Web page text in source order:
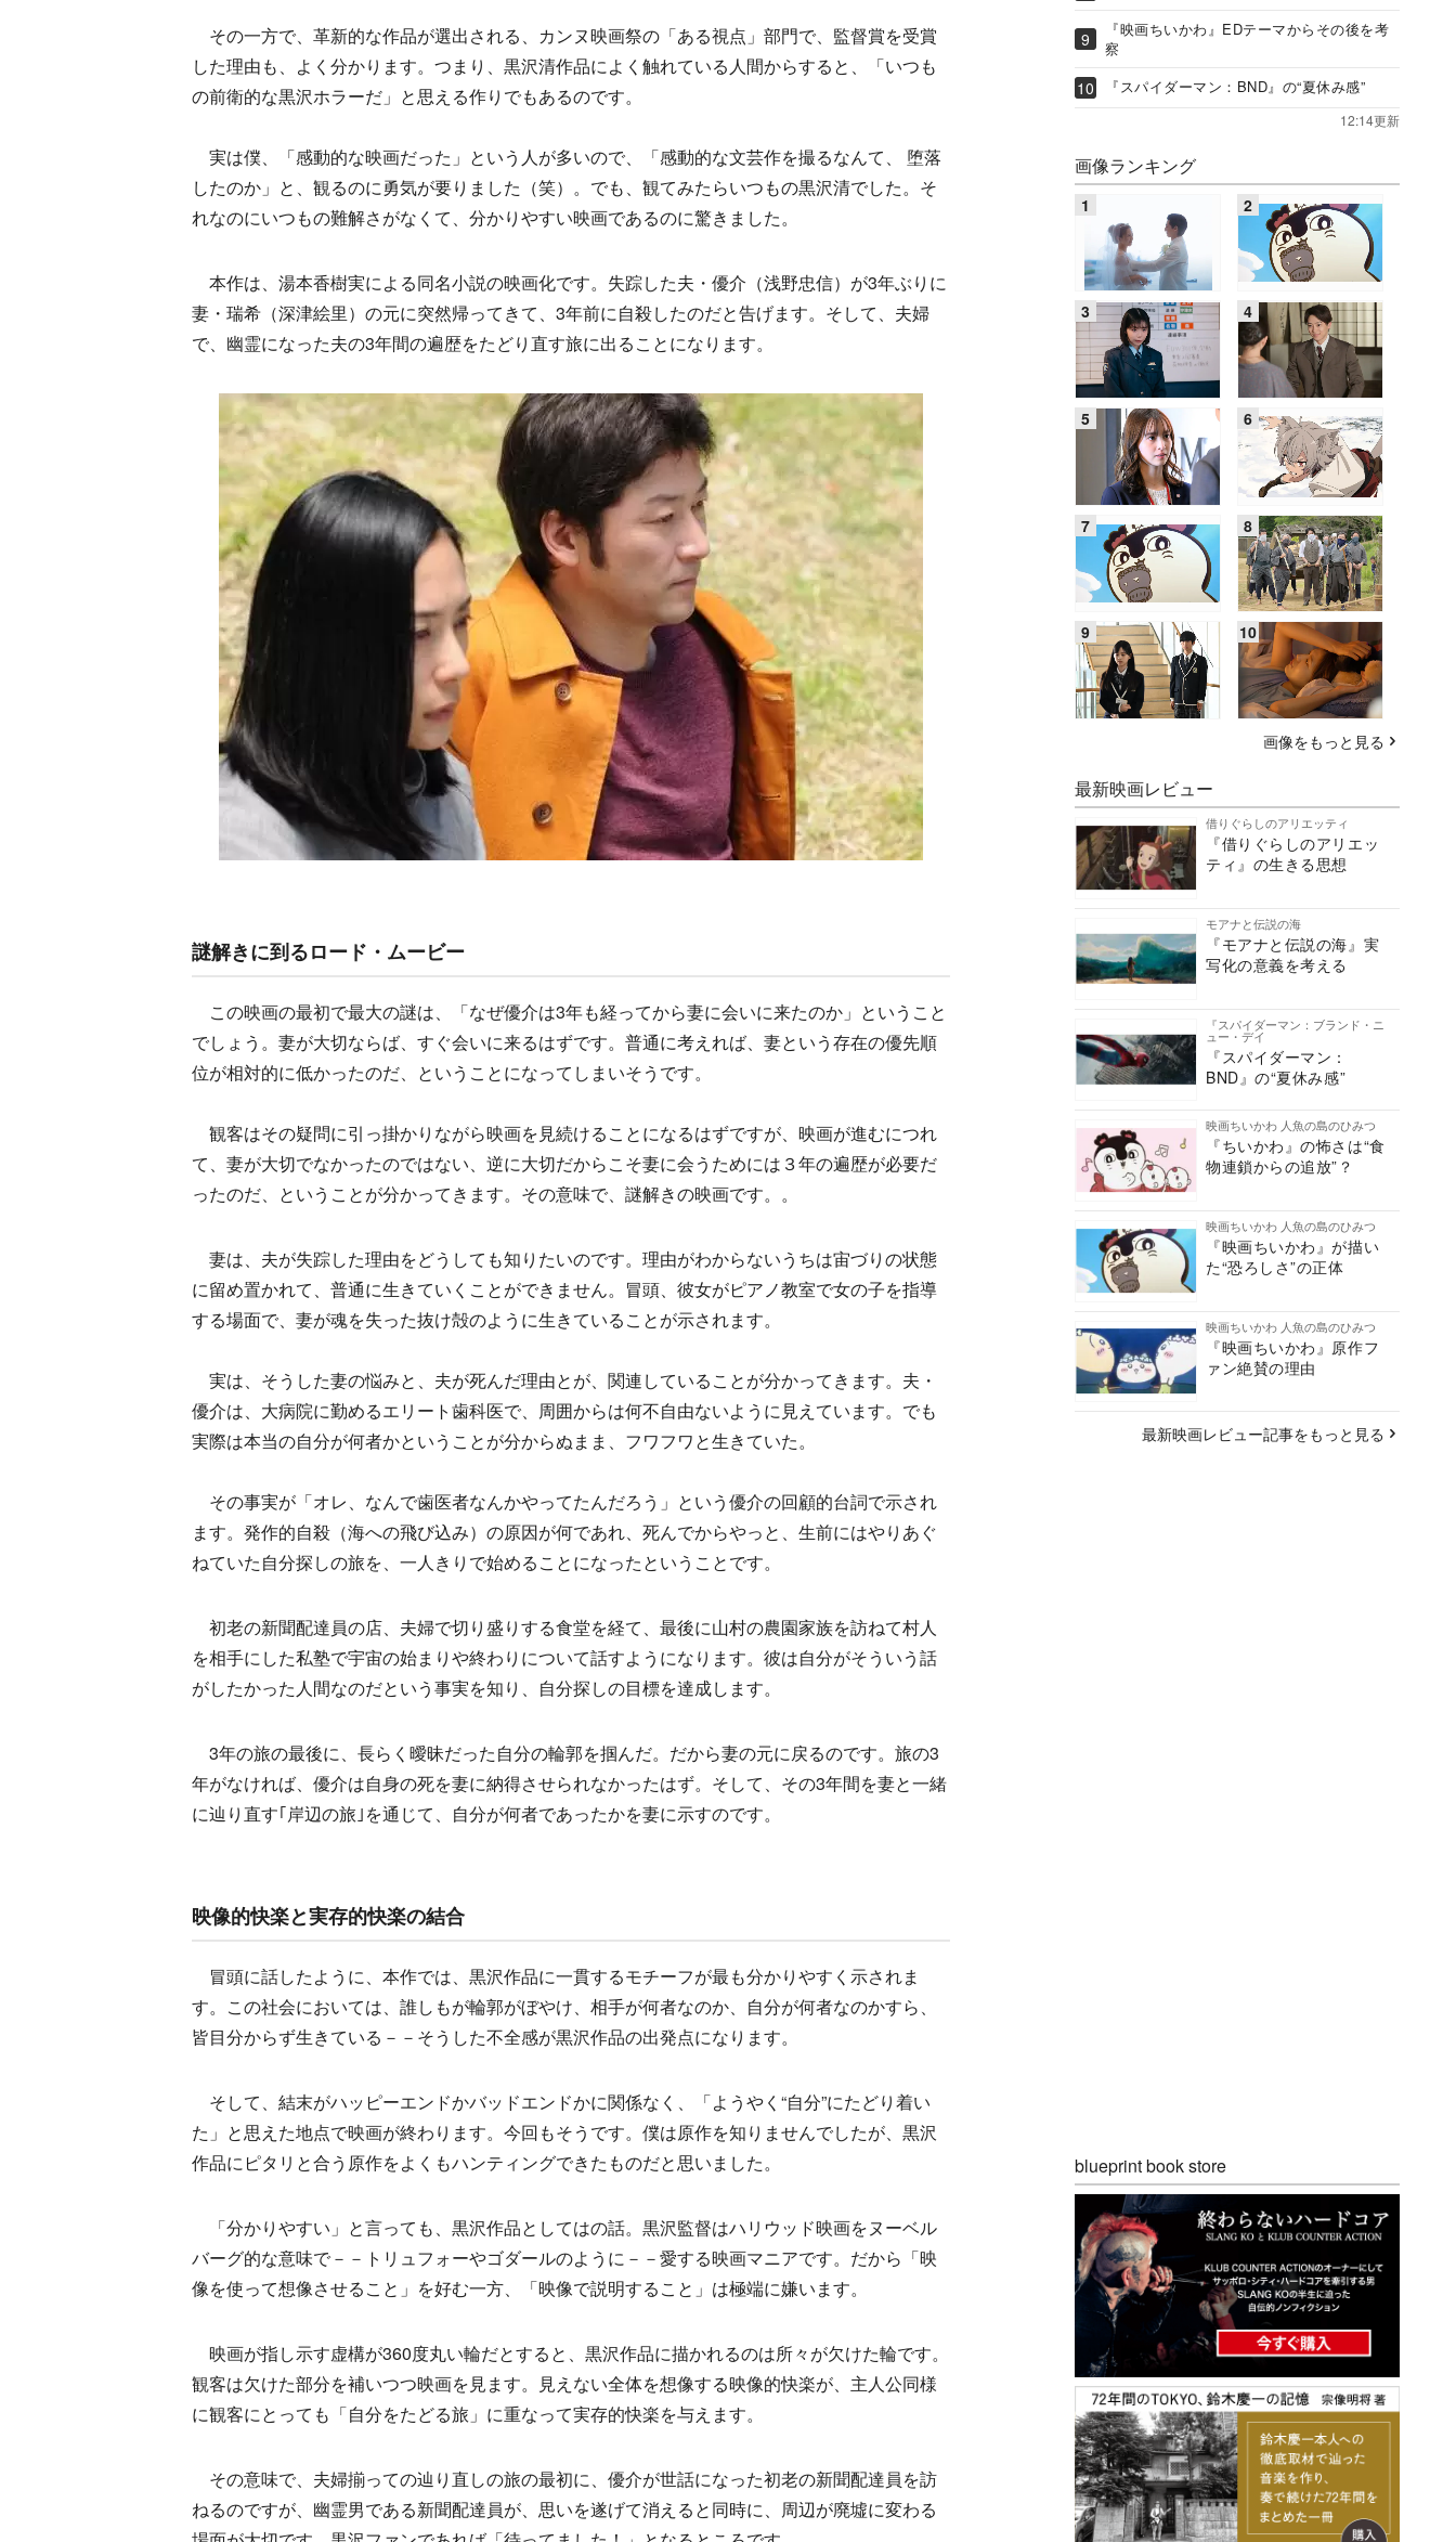
その一方で、革新的な作品が選出される、カンヌ映画祭の「ある視点」部門で、監督賞を受賞
した理由も、よく分かります。つまり、黒沢清作品によく触れている人間からすると、「いつも
の前衛的な黒沢ホラーだ」と思える作りでもあるのです。
実は僕、「感動的な映画だった」という人が多いので、「感動的な文芸作を撮るなんて、 堕落
したのか」と、観るのに勇気が要りました（笑）。でも、観てみたらいつもの黒沢清でした。そ
れなのにいつもの難解さがなくて、分かりやすい映画であるのに驚きました。
本作は、湯本香樹実による同名小説の映画化です。失踪した夫・優介（浅野忠信）が3年ぶりに
妻・瑞希（深津絵里）の元に突然帰ってきて、3年前に自殺したのだと告げます。そして、夫婦
で、幽霊になった夫の3年間の遍歴をたどり直す旅に出ることになります。
謎解きに到るロード・ムービー
この映画の最初で最大の謎は、「なぜ優介は3年も経ってから妻に会いに来たのか」ということ
でしょう。妻が大切ならば、すぐ会いに来るはずです。普通に考えれば、妻という存在の優先順
位が相対的に低かったのだ、ということになってしまいそうです。
観客はその疑問に引っ掛かりながら映画を見続けることになるはずですが、映画が進むにつれ
て、妻が大切でなかったのではない、逆に大切だからこそ妻に会うためには３年の遍歴が必要だ
ったのだ、ということが分かってきます。その意味で、謎解きの映画です。。
妻は、夫が失踪した理由をどうしても知りたいのです。理由がわからないうちは宙づりの状態
に留め置かれて、普通に生きていくことができません。冒頭、彼女がピアノ教室で女の子を指導
する場面で、妻が魂を失った抜け殻のように生きていることが示されます。
実は、そうした妻の悩みと、夫が死んだ理由とが、関連していることが分かってきます。夫・
優介は、大病院に勤めるエリート歯科医で、周囲からは何不自由ないように見えています。でも
実際は本当の自分が何者かということが分からぬまま、フワフワと生きていた。
その事実が「オレ、なんで歯医者なんかやってたんだろう」という優介の回顧的台詞で示され
ます。発作的自殺（海への飛び込み）の原因が何であれ、死んでからやっと、生前にはやりあぐ
ねていた自分探しの旅を、一人きりで始めることになったということです。
初老の新聞配達員の店、夫婦で切り盛りする食堂を経て、最後に山村の農園家族を訪ねて村人
を相手にした私塾で宇宙の始まりや終わりについて話すようになります。彼は自分がそういう話
がしたかった人間なのだという事実を知り、自分探しの目標を達成します。
3年の旅の最後に、長らく曖昧だった自分の輪郭を掴んだ。だから妻の元に戻るのです。旅の3
年がなければ、優介は自身の死を妻に納得させられなかったはず。そして、その3年間を妻と一緒
に辿り直す｢岸辺の旅｣を通じて、自分が何者であったかを妻に示すのです。
映像的快楽と実存的快楽の結合
冒頭に話したように、本作では、黒沢作品に一貫するモチーフが最も分かりやすく示されま
す。この社会においては、誰しもが輪郭がぼやけ、相手が何者なのか、自分が何者なのかすら、
皆目分からず生きている－－そうした不全感が黒沢作品の出発点になります。
そして、結末がハッピーエンドかバッドエンドかに関係なく、「ようやく“自分”にたどり着い
た」と思えた地点で映画が終わります。今回もそうです。僕は原作を知りませんでしたが、黒沢
作品にピタリと合う原作をよくもハンティングできたものだと思いました。
「分かりやすい」と言っても、黒沢作品としてはの話。黒沢監督はハリウッド映画をヌーベル
バーグ的な意味で－－トリュフォーやゴダールのように－－愛する映画マニアです。だから「映
像を使って想像させること」を好む一方、「映像で説明すること」は極端に嫌います。
映画が指し示す虚構が360度丸い輪だとすると、黒沢作品に描かれるのは所々が欠けた輪です。
観客は欠けた部分を補いつつ映画を見ます。見えない全体を想像する映像的快楽が、主人公同様
に観客にとっても「自分をたどる旅」に重なって実存的快楽を与えます。
その意味で、夫婦揃っての辿り直しの旅の最初に、優介が世話になった初老の新聞配達員を訪
ねるのですが、幽霊男である新聞配達員が、思いを遂げて消えると同時に、周辺が廃墟に変わる
『映画ちいかわ』EDテーマからその後を考
察
『スパイダーマン：BND』の“夏休み感”
12:14更新
画像ランキング
画像をもっと見る
最新映画レビュー
借りぐらしのアリエッティ
『借りぐらしのアリエッ
ティ』の生きる思想
モアナと伝説の海
『モアナと伝説の海』実
写化の意義を考える
『スパイダーマン：ブランド・ニ
ュー・デイ
『スパイダーマン：
BND』の“夏休み感”
映画ちいかわ 人魚の島のひみつ
『ちいかわ』の怖さは“食
物連鎖からの追放”？
映画ちいかわ 人魚の島のひみつ
『映画ちいかわ』が描い
た“恐ろしさ”の正体
映画ちいかわ 人魚の島のひみつ
『映画ちいかわ』原作フ
ァン絶賛の理由
最新映画レビュー記事をもっと見る
blueprint book store